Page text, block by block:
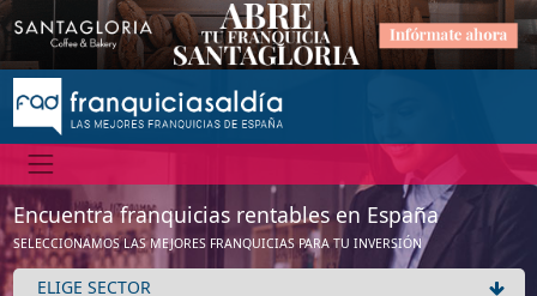
Encuentra franquicias rentables en España
SELECCIONAMOS LAS MEJORES FRANQUICIAS PARA TU INVERSIÓN